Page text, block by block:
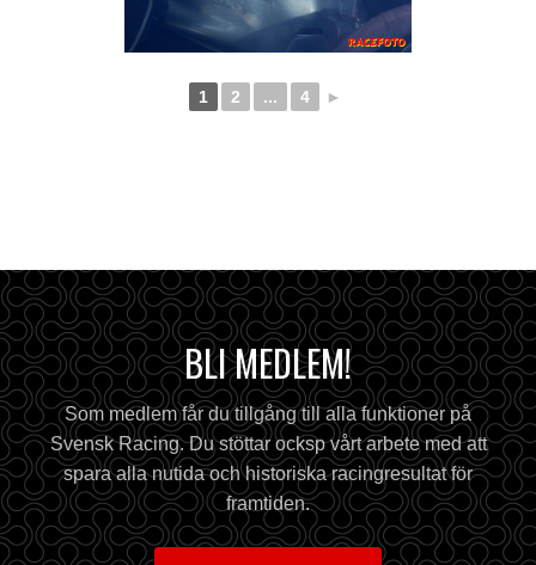
1 2 ... 4 ►
BLI MEDLEM!
Som medlem får du tillgång till alla funktioner på
Svensk Racing. Du stöttar ocksp vårt arbete med att
spara alla nutida och historiska racingresultat för
framtiden.